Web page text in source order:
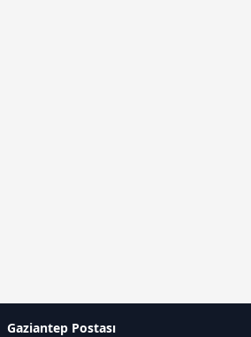
Gaziantep Postası